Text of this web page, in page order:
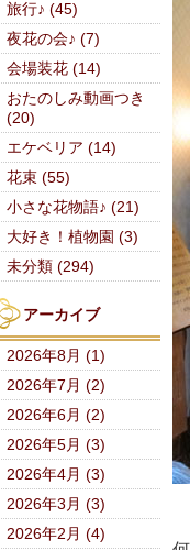
旅行♪ (45)
夜花の会♪ (7)
会場装花 (14)
おたのしみ動画つき
(20)
エケベリア (14)
花束 (55)
小さな花物語♪ (21)
大好き！植物園 (3)
未分類 (294)
アーカイブ
2026年8月 (1)
2026年7月 (2)
2026年6月 (2)
2026年5月 (3)
2026年4月 (3)
2026年3月 (3)
2026年2月 (4)